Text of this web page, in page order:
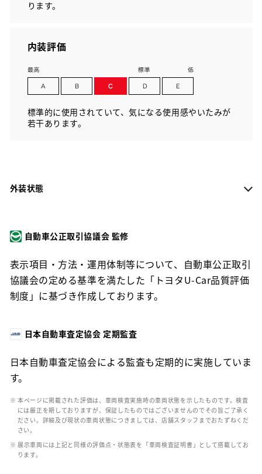
ります。
内装評価
標準的に使用されていて、気になる使用感やいたみが
若干あります。
外装状態
自動車公正取引協議会 監修
表示項目・方法・運用体制等について、自動車公正取引
協議会の定める基準を満たした「トヨタU-Car品質評価
制度」に基づき作成しております。
日本自動車査定協会 定期監査
日本自動車査定協会による監査も定期的に実施していま
す。
※ 本ページに掲載された評価は、車両検査実施時の車両状態を示したものです。検査
には厳正を期しておりますが、保証したものではございませんのでその旨ご了承く
ださい。詳細及び現状の車両状態につきましては、店舗スタッフまでおたずねくだ
さい。
※ 展示車両には上記と同様の評価点・状態表を「車両検査証明書」として搭載してお
ります。